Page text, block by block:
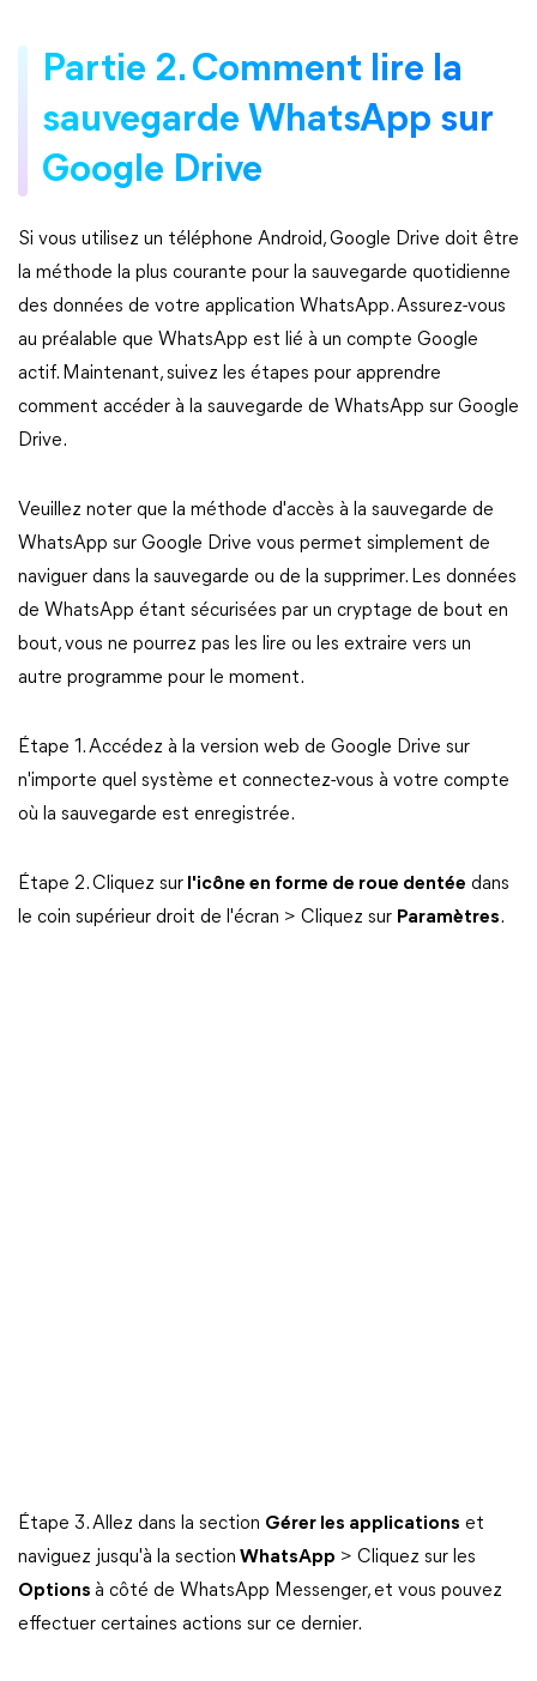
Partie 2. Comment lire la
sauvegarde WhatsApp sur
Google Drive
Si vous utilisez un téléphone Android, Google Drive doit être
la méthode la plus courante pour la sauvegarde quotidienne
des données de votre application WhatsApp. Assurez-vous
au préalable que WhatsApp est lié à un compte Google
actif. Maintenant, suivez les étapes pour apprendre
comment accéder à la sauvegarde de WhatsApp sur Google
Drive.
Veuillez noter que la méthode d'accès à la sauvegarde de
WhatsApp sur Google Drive vous permet simplement de
naviguer dans la sauvegarde ou de la supprimer. Les données
de WhatsApp étant sécurisées par un cryptage de bout en
bout, vous ne pourrez pas les lire ou les extraire vers un
autre programme pour le moment.
Étape 1. Accédez à la version web de Google Drive sur
n'importe quel système et connectez-vous à votre compte
où la sauvegarde est enregistrée.
Étape 2. Cliquez sur l'icône en forme de roue dentée dans
le coin supérieur droit de l'écran > Cliquez sur Paramètres.
Étape 3. Allez dans la section Gérer les applications et
naviguez jusqu'à la section WhatsApp > Cliquez sur les
Options à côté de WhatsApp Messenger, et vous pouvez
effectuer certaines actions sur ce dernier.